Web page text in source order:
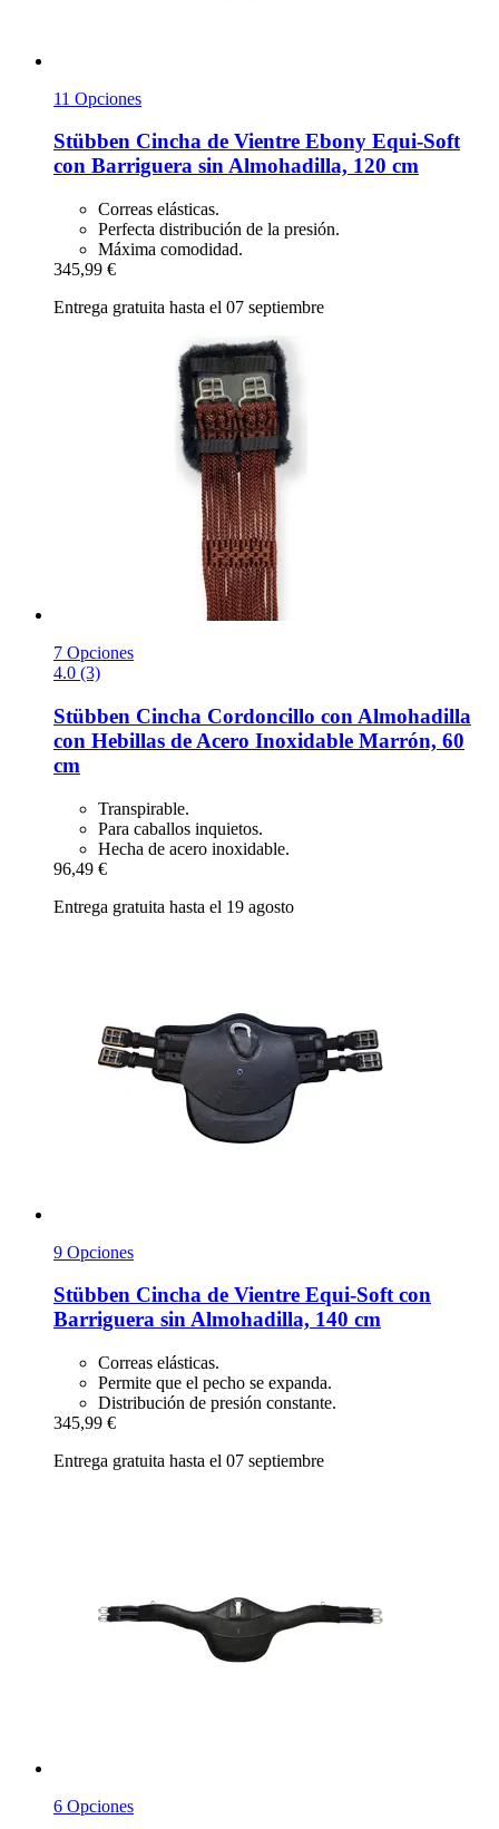
11 Opciones
Stübben Cincha de Vientre Ebony Equi-​Soft
con Barriguera sin Almohadilla, 120 cm
Correas elásticas.
Perfecta distribución de la presión.
Máxima comodidad.
345,99 €
Entrega gratuita hasta el 07 septiembre
7 Opciones
4.0 (3)
Stübben Cincha Cordoncillo con Almohadilla
con Hebillas de Acero Inoxidable Marrón, 60
cm
Transpirable.
Para caballos inquietos.
Hecha de acero inoxidable.
96,49 €
Entrega gratuita hasta el 19 agosto
9 Opciones
Stübben Cincha de Vientre Equi-​Soft con
Barriguera sin Almohadilla, 140 cm
Correas elásticas.
Permite que el pecho se expanda.
Distribución de presión constante.
345,99 €
Entrega gratuita hasta el 07 septiembre
6 Opciones